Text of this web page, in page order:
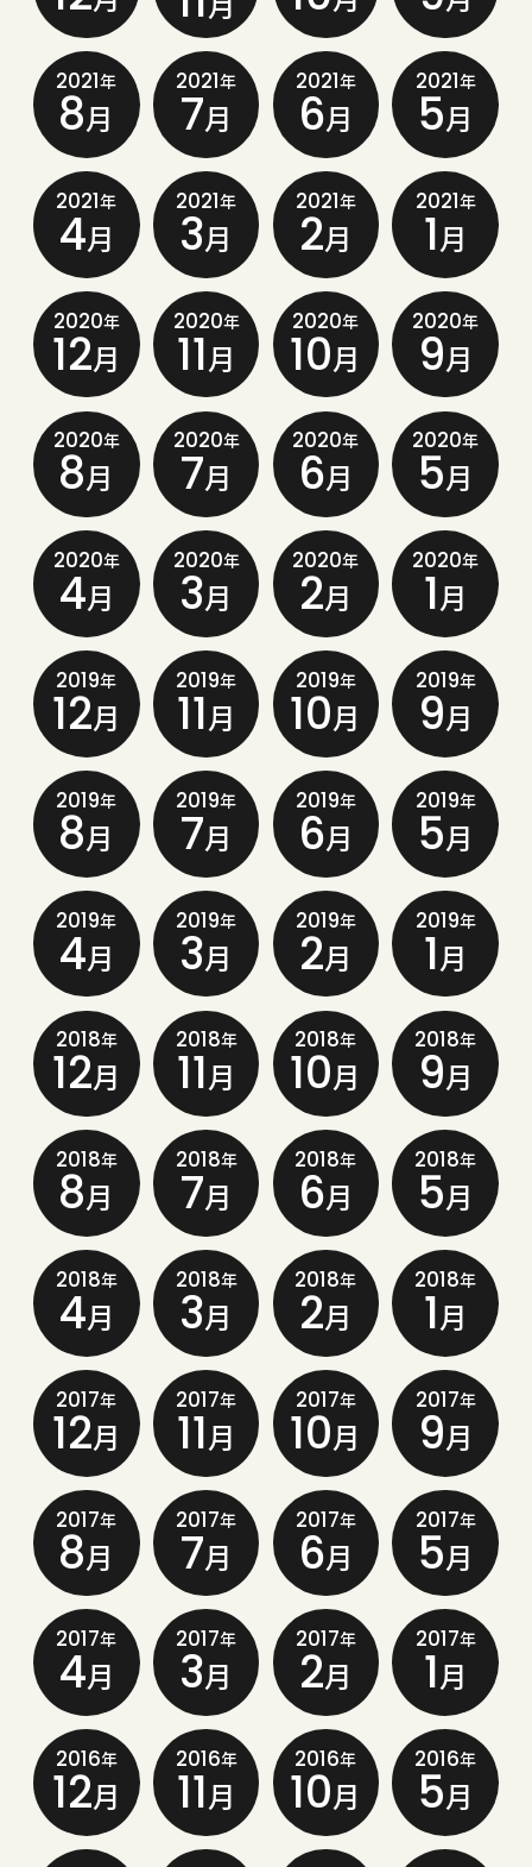
2021年
8月
2021年
7月
2021年
6月
2021年
5月
2021年
4月
2021年
3月
2021年
2月
2021年
1月
2020年
12月
2020年
11月
2020年
10月
2020年
9月
2020年
8月
2020年
7月
2020年
6月
2020年
5月
2020年
4月
2020年
3月
2020年
2月
2020年
1月
2019年
12月
2019年
11月
2019年
10月
2019年
9月
2019年
8月
2019年
7月
2019年
6月
2019年
5月
2019年
4月
2019年
3月
2019年
2月
2019年
1月
2018年
12月
2018年
11月
2018年
10月
2018年
9月
2018年
8月
2018年
7月
2018年
6月
2018年
5月
2018年
4月
2018年
3月
2018年
2月
2018年
1月
2017年
12月
2017年
11月
2017年
10月
2017年
9月
2017年
8月
2017年
7月
2017年
6月
2017年
5月
2017年
4月
2017年
3月
2017年
2月
2017年
1月
2016年
12月
2016年
11月
2016年
10月
2016年
5月